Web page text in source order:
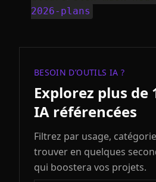
2026-plans
BESOIN D’OUTILS IA ?
Explorez plus de
IA référencées
Filtrez par usage,
trouver en quelques
qui boostera vos projets.